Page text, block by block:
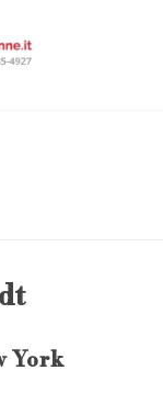
York